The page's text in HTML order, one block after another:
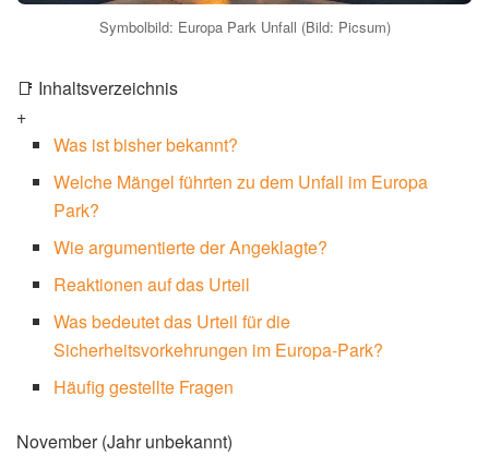
Symbolbild: Europa Park Unfall (Bild: Picsum)
📑 Inhaltsverzeichnis
+
Was ist bisher bekannt?
Welche Mängel führten zu dem Unfall im Europa
Park?
Wie argumentierte der Angeklagte?
Reaktionen auf das Urteil
Was bedeutet das Urteil für die
Sicherheitsvorkehrungen im Europa-Park?
Häufig gestellte Fragen
November (Jahr unbekannt)